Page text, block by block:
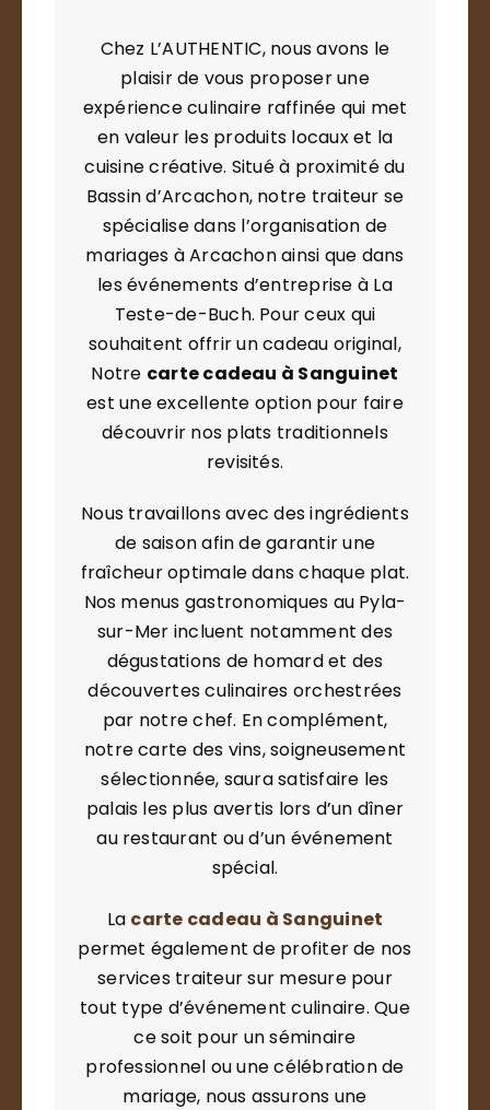
Chez L’AUTHENTIC, nous avons le
plaisir de vous proposer une
expérience culinaire raffinée qui met
en valeur les produits locaux et la
cuisine créative. Situé à proximité du
Bassin d’Arcachon, notre traiteur se
spécialise dans l’organisation de
mariages à Arcachon ainsi que dans
les événements d’entreprise à La
Teste-de-Buch. Pour ceux qui
souhaitent offrir un cadeau original,
Notre carte cadeau à Sanguinet
est une excellente option pour faire
découvrir nos plats traditionnels
revisités.
Nous travaillons avec des ingrédients
de saison afin de garantir une
fraîcheur optimale dans chaque plat.
Nos menus gastronomiques au Pyla-
sur-Mer incluent notamment des
dégustations de homard et des
découvertes culinaires orchestrées
par notre chef. En complément,
notre carte des vins, soigneusement
sélectionnée, saura satisfaire les
palais les plus avertis lors d’un dîner
au restaurant ou d’un événement
spécial.
La carte cadeau à Sanguinet
permet également de profiter de nos
services traiteur sur mesure pour
tout type d’événement culinaire. Que
ce soit pour un séminaire
professionnel ou une célébration de
mariage, nous assurons une